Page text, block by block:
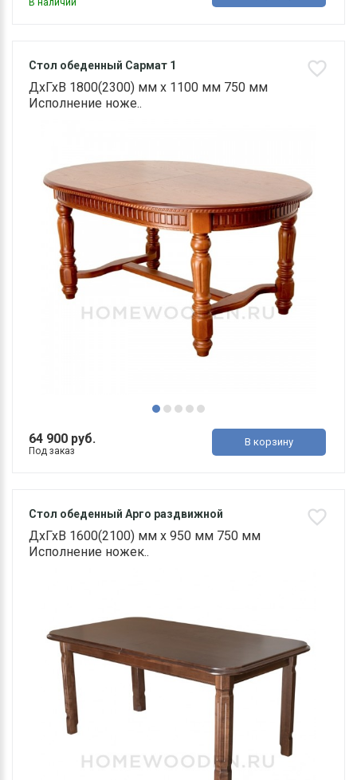
В наличии
Стол обеденный Сармат 1
ДхГхВ 1800(2300) мм х 1100 мм 750 мм
Исполнение ноже..
64 900 руб.
Под заказ
В корзину
Стол обеденный Арго раздвижной
ДхГхВ 1600(2100) мм х 950 мм 750 мм
Исполнение ножек..